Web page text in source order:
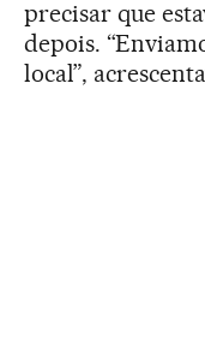
precisar que
depois.
local”,